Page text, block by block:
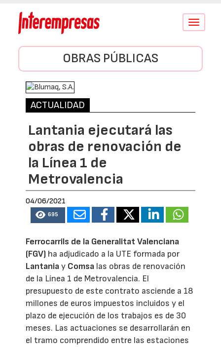
Conmutar
OBRAS PÚBLICAS
ACTUALIDAD
Lantania ejecutará las
obras de renovación de
la Línea 1 de
Metrovalencia
04/06/2021
695
Ferrocarrils de la Generalitat Valenciana
(FGV) ha adjudicado a la UTE formada por
Lantaniay Comsa las obras de renovación
de la Línea 1 de Metrovalencia. El
presupuesto de este contrato asciende a 18
millones de euros impuestos incluidos y el
plazo de ejecución de los trabajos es de 30
meses. Las actuaciones se desarrollarán en
el tramo comprendido entre las estaciones